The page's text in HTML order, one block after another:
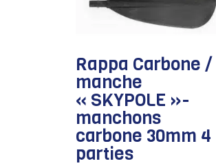
Rappa Carbone /
manche
« SKYPOLE »-
manchons
carbone 30mm 4
parties